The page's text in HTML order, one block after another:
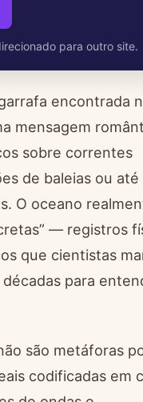
para outro site.
encontrada
mensagem
sobre correntes
de baleias ou até
O oceano
— registros
que cientistas
para
são metáforas
codificadas em